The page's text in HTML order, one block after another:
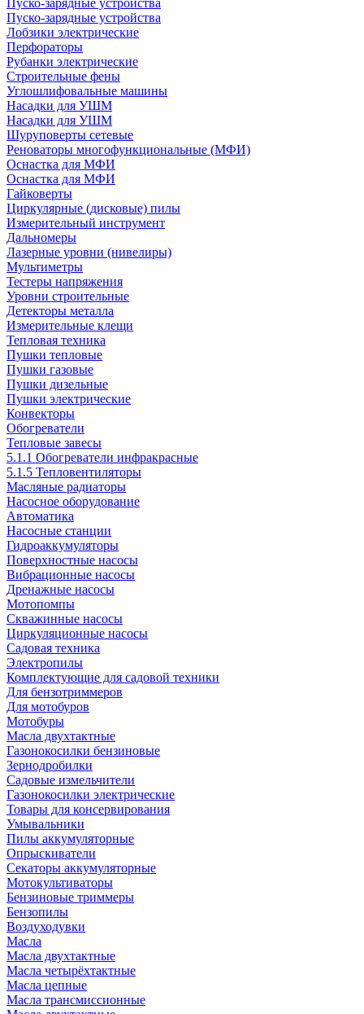
Пуско-зарядные устройства
Пуско-зарядные устройства
Лобзики электрические
Перфораторы
Рубанки электрические
Строительные фены
Углошлифовальные машины
Насадки для УШМ
Насадки для УШМ
Шуруповерты сетевые
Реноваторы многофункциональные (МФИ)
Оснастка для МФИ
Оснастка для МФИ
Гайковерты
Циркулярные (дисковые) пилы
Измерительный инструмент
Дальномеры
Лазерные уровни (нивелиры)
Мультиметры
Тестеры напряжения
Уровни строительные
Детекторы металла
Измерительные клещи
Тепловая техника
Пушки тепловые
Пушки газовые
Пушки дизельные
Пушки электрические
Конвекторы
Обогреватели
Тепловые завесы
5.1.1 Обогреватели инфракрасные
5.1.5 Тепловентиляторы
Масляные радиаторы
Насосное оборудование
Автоматика
Насосные станции
Гидроаккумуляторы
Поверхностные насосы
Вибрационные насосы
Дренажные насосы
Мотопомпы
Скважинные насосы
Циркуляционные насосы
Садовая техника
Электропилы
Комплектующие для садовой техники
Для бензотриммеров
Для мотобуров
Мотобуры
Масла двухтактные
Газонокосилки бензиновые
Зернодробилки
Садовые измельчители
Газонокосилки электрические
Товары для консервирования
Умывальники
Пилы аккумуляторные
Опрыскиватели
Секаторы аккумуляторные
Мотокультиваторы
Бензиновые триммеры
Бензопилы
Воздуходувки
Масла
Масла двухтактные
Масла четырёхтактные
Масла цепные
Масла трансмиссионные